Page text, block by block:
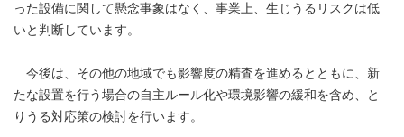
った設備に関して懸念事象はなく、事業上、生じうるリスクは低
いと判断しています。
今後は、その他の地域でも影響度の精査を進めるとともに、新
たな設置を行う場合の自主ルール化や環境影響の緩和を含め、と
りうる対応策の検討を行います。